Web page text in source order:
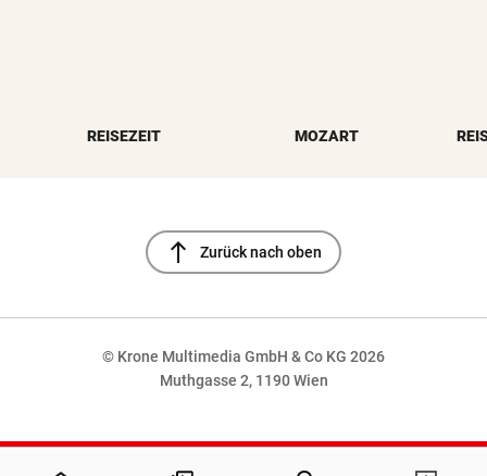
REISEZEIT MOZART
north Zurück nach oben
© Krone Multimedia GmbH & Co KG 2026
Muthgasse 2, 1190 Wien
NaN%